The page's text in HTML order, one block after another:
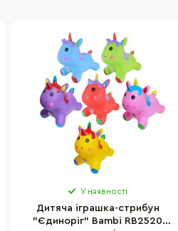
У наявності
Дитяча іграшка-стрибун
"Єдиноріг" Bambi RB2520